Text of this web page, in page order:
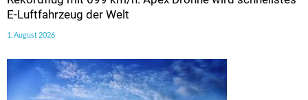
E-Luftfahrzeug der Welt
1. August 2026